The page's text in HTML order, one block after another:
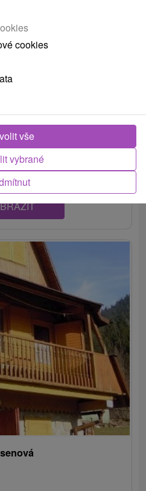
v chatovej osade
pri lese. Na...
cookies
vybrané
vše